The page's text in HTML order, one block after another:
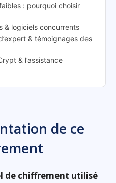
: pourquoi choisir
& logiciels concurrents
& témoignages des
& l’assistance
de ce
de chiffrement utilisé